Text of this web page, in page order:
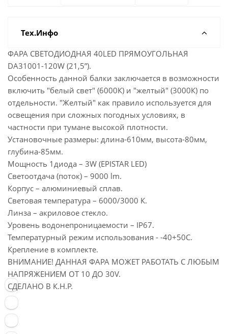
Тех.Инфо
ФАРА СВЕТОДИОДНАЯ 40LED ПРЯМОУГОЛЬНАЯ
DA31001-120W (21,5”).
Особенность данной балки заключается в возможности
включить "белый свет" (6000К) и "желтый" (3000К) по
отдельности. "Желтый" как правило используется для
освещения при сложных погодных условиях, в
частности при тумане высокой плотности.
Установочные размеры: длина-610мм, высота-80мм,
глубина-85мм.
Мощность 1диода – 3W (EPISTAR LED)
Светоотдача (поток) – 9000 lm.
Корпус – алюминиевый сплав.
Световая температура – 6000/3000 К.
Линза – акриловое стекло.
Уровень водонепроницаемости – IP67.
Температурный режим использования - -40+50С.
Крепление в комплекте.
ВНИМАНИЕ! ДАННАЯ ФАРА МОЖЕТ РАБОТАТЬ С ЛЮБЫМ
НАПРЯЖЕНИЕМ ОТ 10 ДО 30V.
СДЕЛАНО В К.Н.Р.